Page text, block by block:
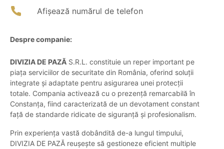
Afișează numărul de telefon
Despre companie:
DIVIZIA DE PAZĂ S.R.L. constituie un reper important pe
piața serviciilor de securitate din România, oferind soluții
integrate și adaptate pentru asigurarea unei protecții
totale. Compania activează cu o prezență remarcabilă în
Constanța, fiind caracterizată de un devotament constant
față de standarde ridicate de siguranță și profesionalism.
Prin experiența vastă dobândită de-a lungul timpului,
DIVIZIA DE PAZĂ reușește să gestioneze eficient multiple